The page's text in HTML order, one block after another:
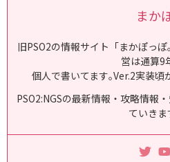
まか
旧PSO2の情報サイト「まかぽっ
営は通算9
個人で書いてます｡Ver.2実装頃
PSO2:NGSの最新情報・攻略情報
ていきま